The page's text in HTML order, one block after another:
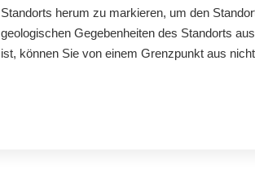
Standorts herum zu markieren, um den
geologischen Gegebenheiten des Standorts
ist, können Sie von einem Grenzpunkt aus